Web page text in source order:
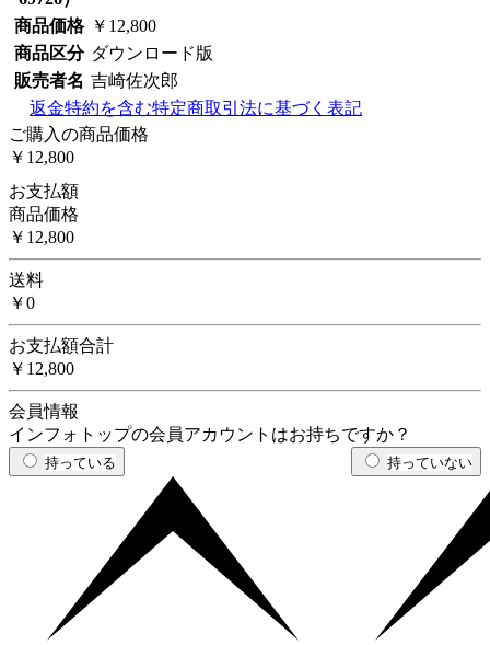
商品価格 ￥12,800
商品区分 ダウンロード版
販売者名 吉崎佐次郎
返金特約を含む特定商取引法に基づく表記
ご購入の商品価格
￥12,800
お支払額
商品価格
￥12,800
送料
￥0
お支払額合計
￥12,800
会員情報
インフォトップの会員アカウントはお持ちですか？
持っている 持っていない